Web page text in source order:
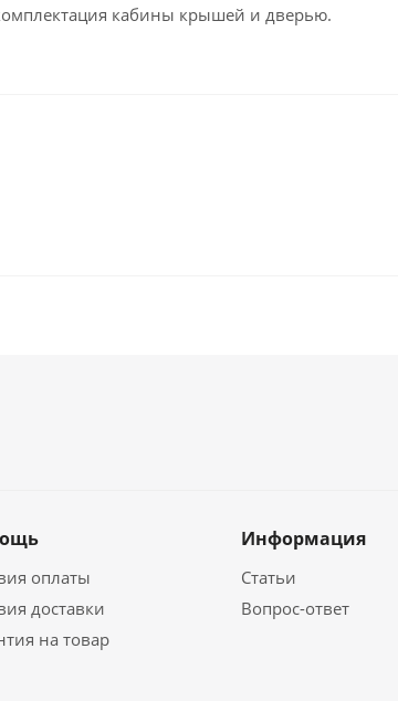
кабины крышей и дверью.
оплаты
доставки
на товар
Информация
Статьи
Вопрос-ответ